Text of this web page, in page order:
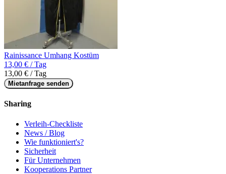
Rainissance Umhang Kostüm
13,00 € / Tag
13,00 € / Tag
Mietanfrage senden
Sharing
Verleih-Checkliste
News / Blog
Wie funktioniert's?
Sicherheit
Für Unternehmen
Kooperations Partner